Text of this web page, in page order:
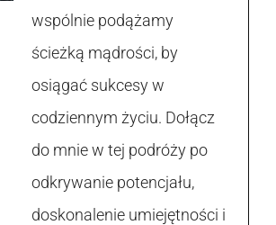
wspólnie podążamy
ścieżką mądrości, by
osiągać sukcesy w
codziennym życiu. Dołącz
do mnie w tej podróży po
odkrywanie potencjału,
doskonalenie umiejętności i